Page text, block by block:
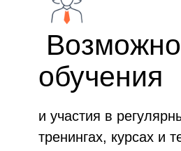
обучения
и участия в
тренингах, курсах и